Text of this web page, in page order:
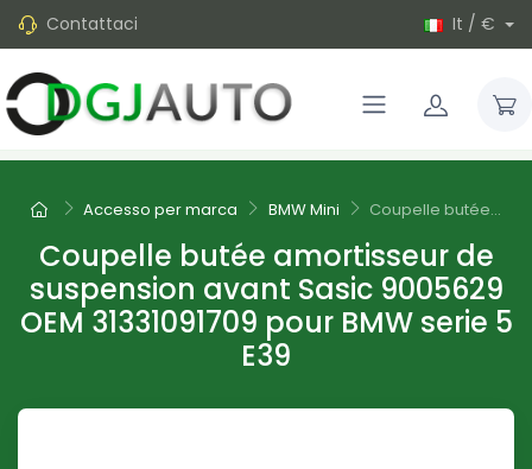
Contattaci It / €
Accesso per marca BMW Mini Coupelle butée...
Coupelle butée amortisseur de
suspension avant Sasic 9005629
OEM 31331091709 pour BMW serie 5
E39